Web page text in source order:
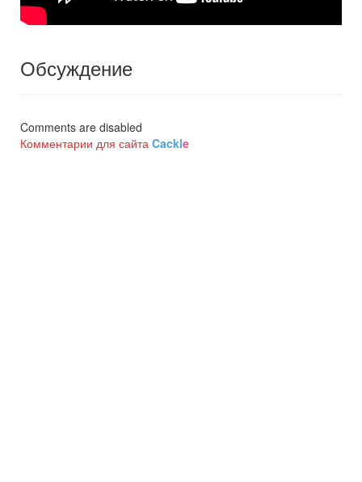
Обсуждение
Comments are disabled
Комментарии для сайта Cackle